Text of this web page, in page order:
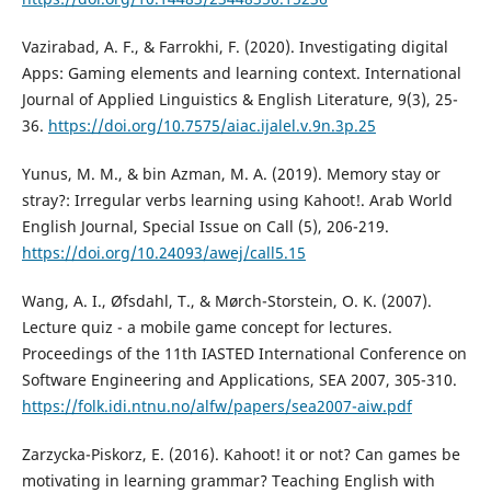
Vazirabad, A. F., & Farrokhi, F. (2020). Investigating digital
Apps: Gaming elements and learning context. International
Journal of Applied Linguistics & English Literature, 9(3), 25-
36. https://doi.org/10.7575/aiac.ijalel.v.9n.3p.25
Yunus, M. M., & bin Azman, M. A. (2019). Memory stay or
stray?: Irregular verbs learning using Kahoot!. Arab World
English Journal, Special Issue on Call (5), 206-219.
https://doi.org/10.24093/awej/call5.15
Wang, A. I., Øfsdahl, T., & Mørch-Storstein, O. K. (2007).
Lecture quiz - a mobile game concept for lectures.
Proceedings of the 11th IASTED International Conference on
Software Engineering and Applications, SEA 2007, 305-310.
https://folk.idi.ntnu.no/alfw/papers/sea2007-aiw.pdf
Zarzycka-Piskorz, E. (2016). Kahoot! it or not? Can games be
motivating in learning grammar? Teaching English with